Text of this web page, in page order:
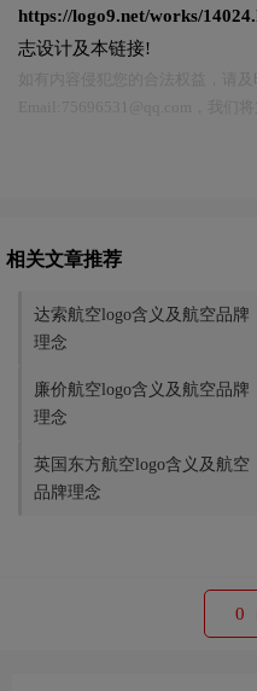
https://logo9.net/works/
志设计及本链接!
相关文章推荐
达索航空logo含义及航空品牌
理念
廉价航空logo含义及航空品牌
理念
英国东方航空logo含义及航空
品牌理念
0